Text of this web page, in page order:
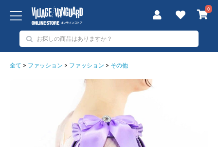
0
全て > ファッション > ファッション > その他